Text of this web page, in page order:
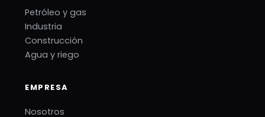
Petróleo y gas
Industria
Construcción
Agua y riego
EMPRESA
Nosotros